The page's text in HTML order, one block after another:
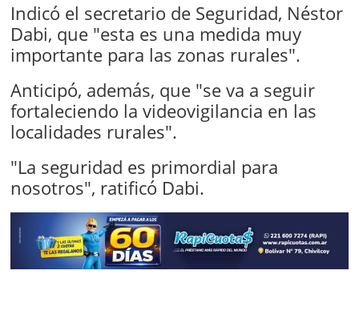
Indicó el secretario de Seguridad, Néstor
Dabi, que "esta es una medida muy
importante para las zonas rurales".
Anticipó, además, que "se va a seguir
fortaleciendo la videovigilancia en las
localidades rurales".
"La seguridad es primordial para
nosotros", ratificó Dabi.